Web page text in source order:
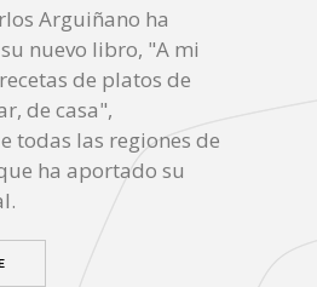
Arguiñano ha
nuevo libro, "A mi
de platos de
de casa",
todas las regiones de
ha aportado su